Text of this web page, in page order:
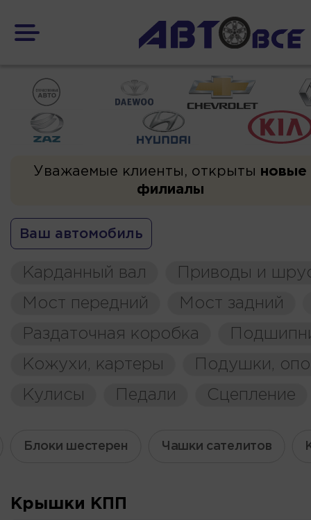
Уважаемые клиенты, открыты новые
филиалы
Ваш автомобиль
Карданный вал
Приводы и
Мост передний
Мост задний
Раздаточная коробка
Кожухи, картеры
Подушки,
Кулисы
Педали Сцепление
Блоки шестерен Чашки сателитов
Крышки КПП